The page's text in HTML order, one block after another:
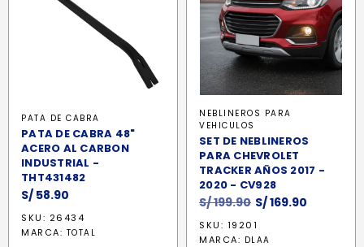
PATA DE CABRA
PATA DE CABRA 48"
ACERO AL CARBON
INDUSTRIAL -
THT431482
S/ 58.90
SKU: 26434
MARCA: TOTAL
NEBLINEROS PARA
VEHICULOS
SET DE NEBLINEROS
PARA CHEVROLET
TRACKER AÑOS 2017 -
2020 - CV928
S/199.90 El
precio
original
S/169.90
SKU: 19201
MARCA: DLAA